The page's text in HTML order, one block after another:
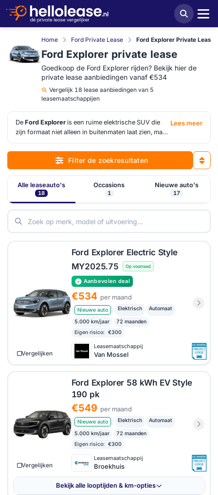
Home Ford Private Lease Ford Explorer Private Lease
Ford Explorer private lease
Goedkoop de Ford Explorer rijden? Bekijk hier de
private lease aanbiedingen vanaf €534
Vergelijk 18 lease aanbiedingen van 5
leasemaatschappijen
De Ford Explorer is een ruime elektrische SUV die
zijn formaat niet alleen in buitenmaten laat zien, maar
ook in comfort en volwassen weggedrag. Hij is
duidelijk gericht op gezinnen en veelrijders die graag
hoog zitten, maar geen logge auto willen rijden. Bij
Ford Explorer private leasedraait het verschil vaak
om meer dan alleen de vanafprijs. HelloLease brengt
de aanbiedingen zo samen dat je in één oogopslag
ziet waar looptijd, kilometrage en uitrusting
samenkomen in een interessante deal.
Lees meer
Filter de zoekresultaten
Alle leaseauto's
18
Occasions
1
Nieuwe auto's
17
Ford Explorer Electric Style
MY2025.75
Op voorraad
Aanbevolen deal
€534 per maand
Nieuwe auto Elektrisch Automaat
5.000 km/jaar
72 maanden
Eigen risico:
€300
Leasemaatschappij
Van Mossel
Vergelijken
Ford Explorer 58 kWh EV Style
190 pk
€549 per maand
Nieuwe auto Elektrisch Automaat
5.000 km/jaar
72 maanden
Eigen risico:
€300
Leasemaatschappij
Broekhuis
Vergelijken
Bekijk alle looptijden & km-opties